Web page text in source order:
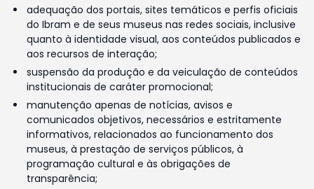
adequação dos portais, sites temáticos e perfis oficiais
do Ibram e de seus museus nas redes sociais, inclusive
quanto à identidade visual, aos conteúdos publicados e
aos recursos de interação;
suspensão da produção e da veiculação de conteúdos
institucionais de caráter promocional;
manutenção apenas de notícias, avisos e
comunicados objetivos, necessários e estritamente
informativos, relacionados ao funcionamento dos
museus, à prestação de serviços públicos, à
programação cultural e às obrigações de
transparência;